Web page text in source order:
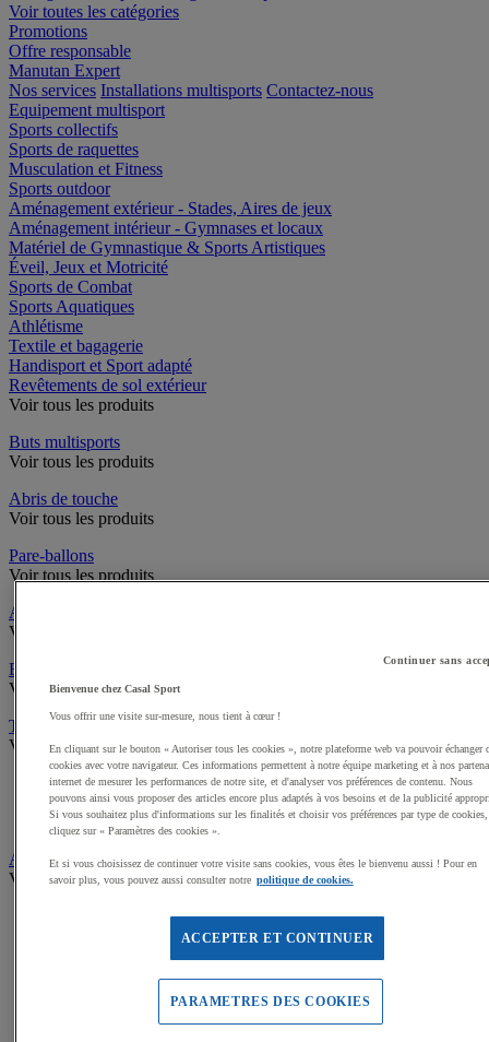
Voir toutes les catégories
Promotions
Offre responsable
Manutan Expert
Nos services Installations multisports Contactez-nous
Equipement multisport
Sports collectifs
Sports de raquettes
Musculation et Fitness
Sports outdoor
Aménagement extérieur - Stades, Aires de jeux
Aménagement intérieur - Gymnases et locaux
Matériel de Gymnastique & Sports Artistiques
Éveil, Jeux et Motricité
Sports de Combat
Sports Aquatiques
Athlétisme
Textile et bagagerie
Handisport et Sport adapté
Revêtements de sol extérieur
Voir tous les produits
Buts multisports
Voir tous les produits
Abris de touche
Voir tous les produits
Pare-ballons
Voir tous les produits
Accès infrastructures
Voir tous les produits
Brosses à chaussures
Voir tous les produits
Traçage et délimitation de terrain
Voir tous les produits
Délimitation de terrain
Peintures pour gazon
Traçeuses pour gazon
Aires de jeux exterieur
Voir tous les produits
Dalles amortissantes Jeux extérieurs
Jeux de grimpe, filets
Continuer sans
Bienvenue chez Casal Sport
Vous offrir une visite sur-mesure, nous tient à cœur !
En cliquant sur le bouton « Autoriser tous les cookies », notre plateforme web va pouvoir échanger
cookies avec votre navigateur. Ces informations permettent à notre équipe marketing et à nos
internet de mesurer les performances de notre site, et d'analyser vos préférences de contenu. Nous
pouvons ainsi vous proposer des articles encore plus adaptés à vos besoins et de la publicité
Si vous souhaitez plus d'informations sur les finalités et choisir vos préférences par type de cookies,
cliquez sur « Paramètres des cookies ».
Et si vous choisissez de continuer votre visite sans cookies, vous êtes le bienvenu aussi ! Pour en
savoir plus, vous pouvez aussi consulter notre politique de cookies.
ACCEPTER ET CONTINUER
PARAMETRES DES COOKIES